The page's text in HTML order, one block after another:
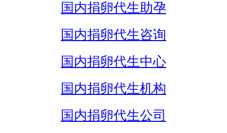
国内捐卵代生助孕
国内捐卵代生咨询
国内捐卵代生中心
国内捐卵代生机构
国内捐卵代生公司